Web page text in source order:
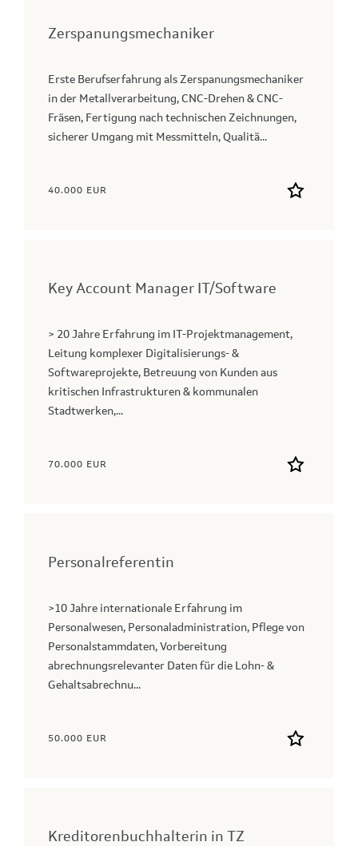
Zerspanungsmechaniker
Erste Berufserfahrung als Zerspanungsmechaniker
in der Metallverarbeitung, CNC-Drehen & CNC-
Fräsen, Fertigung nach technischen Zeichnungen,
sicherer Umgang mit Messmitteln, Qualitä...
40.000 EUR
Key Account Manager IT/Software
> 20 Jahre Erfahrung im IT-Projektmanagement,
Leitung komplexer Digitalisierungs- &
Softwareprojekte, Betreuung von Kunden aus
kritischen Infrastrukturen & kommunalen
Stadtwerken,...
70.000 EUR
Personalreferentin
>10 Jahre internationale Erfahrung im
Personalwesen, Personaladministration, Pflege von
Personalstammdaten, Vorbereitung
abrechnungsrelevanter Daten für die Lohn- &
Gehaltsabrechnu...
50.000 EUR
Kreditorenbuchhalterin in TZ